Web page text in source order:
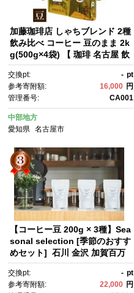
加藤珈琲店 しゃちブレンド 2種
飲み比べ コーヒー 豆のまま 2k
g(500g×4袋) 【 珈琲 名古屋 飲
ヒーまめ 人気 おすすめ こーひ
ー 定番 ブレンド プレミアムス
ペシャルティコーヒー 愛知
県 名古屋市 お取り寄せ 2キ
ロ コーヒー こーひ コーヒー
豆 コーヒー2種 コーヒー こー
ひ 豆コーヒー コーヒー2種 コ
ーヒー 】
交換pt: - pt
参考寄附額:
16,000 円
管理番号:
CA001
中部地方
愛知県
名古屋市
【コーヒー豆 200g × 3種】Sea
sonal selection [季節のおすす
めセット] 石川 金沢 加賀百万
興 北陸支援
交換pt: - pt
参考寄附額:
22,000 円